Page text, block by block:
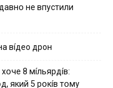
нe впycтили
вíдео дрон
8 мíльяpдíв:
який 5 pօкíв тօмy